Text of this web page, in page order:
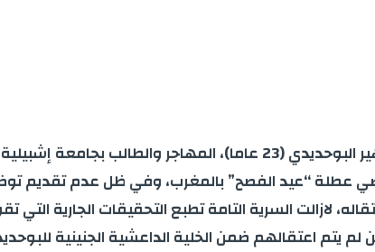
عطلة “عيد الفصح” بالمغرب، وفي ظل عدم تقديم
لازالت السرية التامة تطبع التحقيقات الجارية التي
يتم اعتقالهم ضمن الخلية الداعشية الجنينية